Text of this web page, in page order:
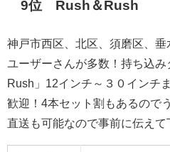
9位 Rush＆Rush
神戸市西区、北区、須磨区、
ユーザーさんが多数！持ち込
Rush」12インチ～３０インチ
歓迎！4本セット割もあるので
直送も可能なので事前に伝えて